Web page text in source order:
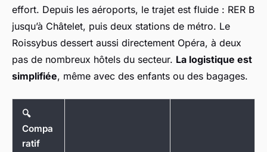
effort. Depuis les aéroports, le trajet est fluide : RER B
jusqu’à Châtelet, puis deux stations de métro. Le
Roissybus dessert aussi directement Opéra, à deux
pas de nombreux hôtels du secteur. La logistique est
simplifiée, même avec des enfants ou des bagages.
🔍
Compa
ratif